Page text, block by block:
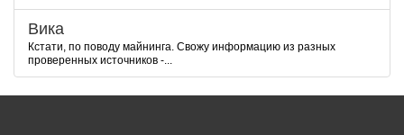
Вика
Кстати, по поводу майнинга. Свожу информацию из разных
проверенных источников -...